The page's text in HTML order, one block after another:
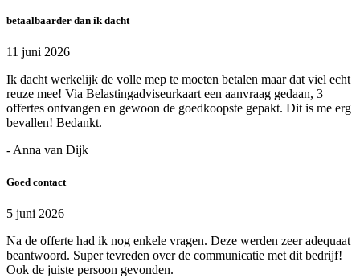
betaalbaarder dan ik dacht
11 juni 2026
Ik dacht werkelijk de volle mep te moeten betalen maar dat viel echt
reuze mee! Via Belastingadviseurkaart een aanvraag gedaan, 3
offertes ontvangen en gewoon de goedkoopste gepakt. Dit is me erg
bevallen! Bedankt.
- Anna van Dijk
Goed contact
5 juni 2026
Na de offerte had ik nog enkele vragen. Deze werden zeer adequaat
beantwoord. Super tevreden over de communicatie met dit bedrijf!
Ook de juiste persoon gevonden.